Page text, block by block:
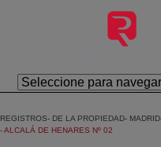
Skip to Main Content
REGISTROS DE LA PROPIEDAD MADRID
ALCALÁ DE HENARES Nº 02